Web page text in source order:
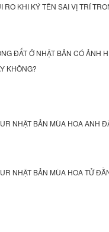
RO KHI KÝ TÊN SAI VỊ TRÍ
ĐẤT Ở NHẬT BẢN CÓ ẢNH
KHÔNG?
NHẬT BẢN MÙA HOA ANH
NHẬT BẢN MÙA HOA TỬ